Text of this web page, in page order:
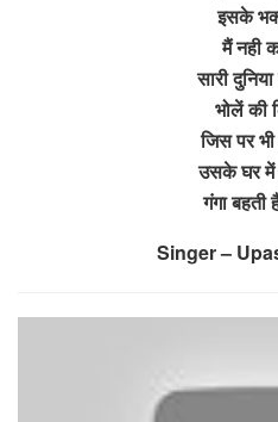
इसके
मैं नही
सारी
भोलें की
जिस पर
उसके घर
गंगा
Singer –